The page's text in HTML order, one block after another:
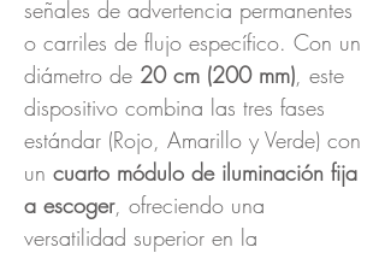
señales de advertencia permanentes
o carriles de flujo específico. Con un
diámetro de 20 cm (200 mm), este
dispositivo combina las tres fases
estándar (Rojo, Amarillo y Verde) con
un cuarto módulo de iluminación fija
a escoger, ofreciendo una
versatilidad superior en la